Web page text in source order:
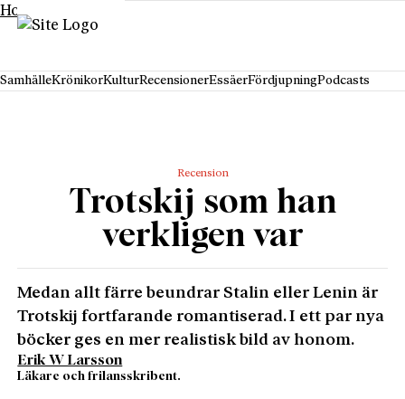
Hoppa till innehåll
SamhälleKrönikorKulturRecensionerEssäerFördjupningPodcasts
Recension
Trotskij som han
verkligen var
Medan allt färre beundrar Stalin eller Lenin är
Trotskij fortfarande romantiserad. I ett par nya
böcker ges en mer realistisk bild av honom.
Erik W Larsson
Läkare och frilansskribent.